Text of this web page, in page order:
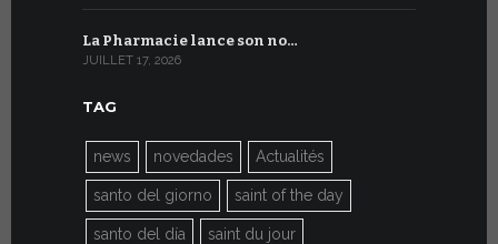
La Pharmacie lance son no…
JUILLET 17, 2026
TAG
news novedades Actualités
santo del giorno saint of the day
santo del día saint du jour